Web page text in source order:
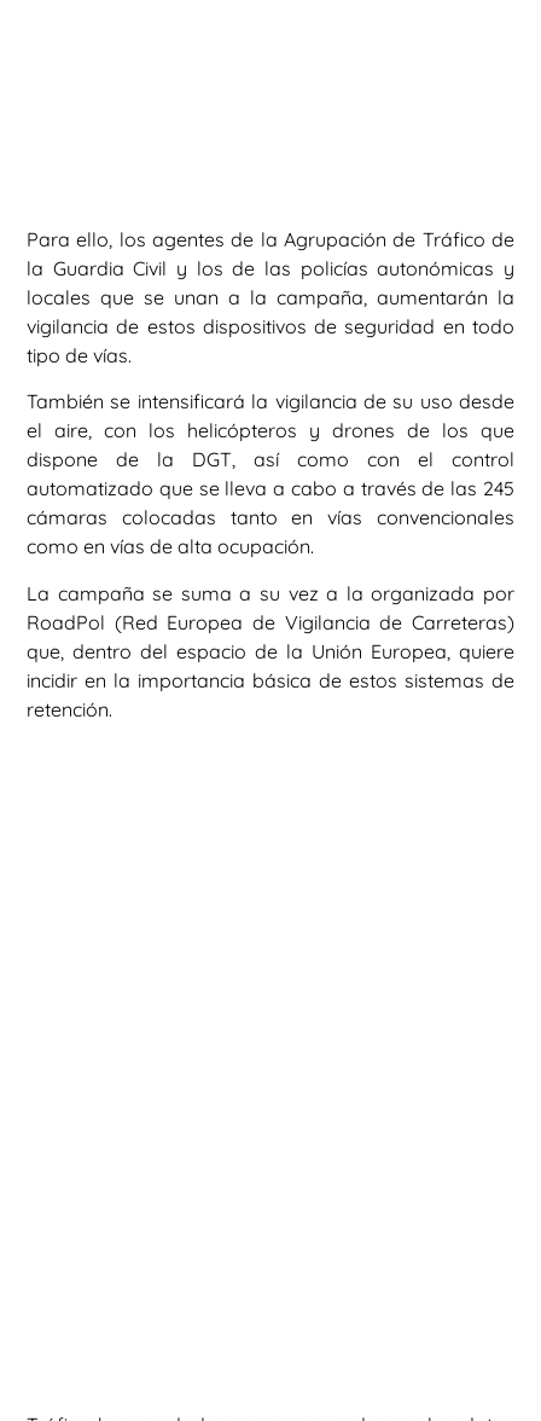
Para ello, los agentes de la Agrupación de Tráfico de
la Guardia Civil y los de las policías autonómicas y
locales que se unan a la campaña, aumentarán la
vigilancia de estos dispositivos de seguridad en todo
tipo de vías.
También se intensificará la vigilancia de su uso desde
el aire, con los helicópteros y drones de los que
dispone de la DGT, así como con el control
automatizado que se lleva a cabo a través de las 245
cámaras colocadas tanto en vías convencionales
como en vías de alta ocupación.
La campaña se suma a su vez a la organizada por
RoadPol (Red Europea de Vigilancia de Carreteras)
que, dentro del espacio de la Unión Europea, quiere
incidir en la importancia básica de estos sistemas de
retención.